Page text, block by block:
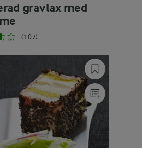
gravlax med
(107)